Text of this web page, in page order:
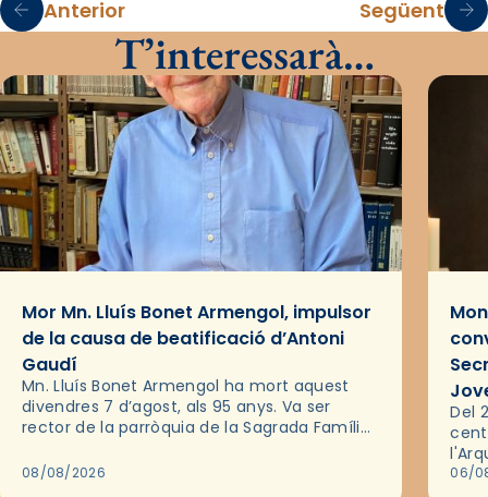
Anterior Següent
T’interessarà…
Mor Mn. Lluís Bonet Armengol, impulsor
de la causa de beatificació d’Antoni
Gaudí
Mn. Lluís Bonet Armengol ha mort aquest
divendres 7 d’agost, als 95 anys. Va ser
rector de la parròquia de la Sagrada Família
2018,…
08/08/2026
Del
les
06/